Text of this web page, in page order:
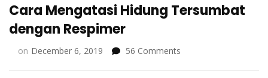
Cara Mengatasi Hidung Tersumbat
dengan Respimer
on December 6, 2019 56 Comments